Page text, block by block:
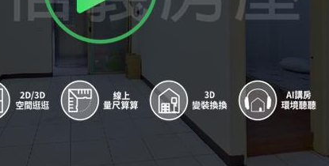
F 中德里
G
H 中平吉昌街口